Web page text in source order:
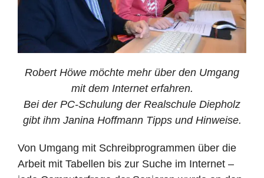
Robert Höwe möchte mehr über den Umgang
mit dem Internet erfahren.
Bei der PC-Schulung der Realschule Diepholz
gibt ihm Janina Hoffmann Tipps und Hinweise.
Von Umgang mit Schreibprogrammen über die
Arbeit mit Tabellen bis zur Suche im Internet –